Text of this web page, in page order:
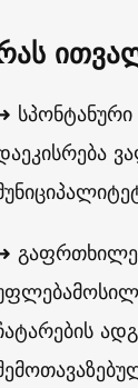
სპონტანური